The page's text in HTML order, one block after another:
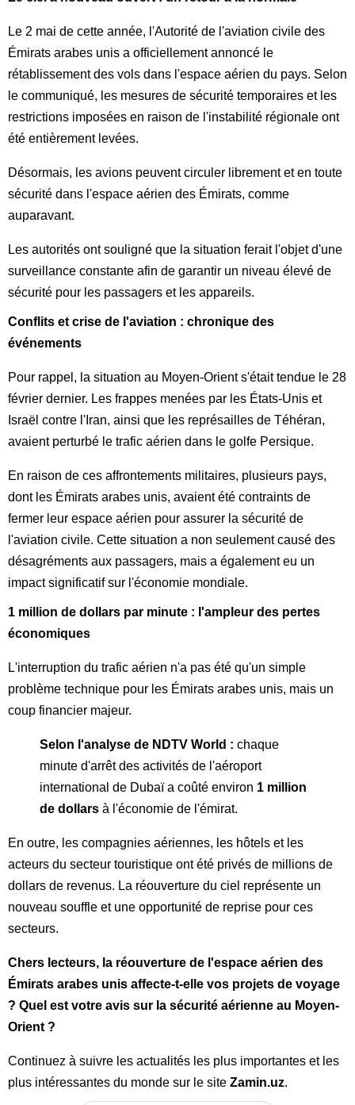
Le 2 mai de cette année, l'Autorité de l'aviation civile des
Émirats arabes unis a officiellement annoncé le
rétablissement des vols dans l'espace aérien du pays. Selon
le communiqué, les mesures de sécurité temporaires et les
restrictions imposées en raison de l'instabilité régionale ont
été entièrement levées.
Désormais, les avions peuvent circuler librement et en toute
sécurité dans l'espace aérien des Émirats, comme
auparavant.
Les autorités ont souligné que la situation ferait l'objet d'une
surveillance constante afin de garantir un niveau élevé de
sécurité pour les passagers et les appareils.
Conflits et crise de l'aviation : chronique des
événements
Pour rappel, la situation au Moyen-Orient s'était tendue le 28
février dernier. Les frappes menées par les États-Unis et
Israël contre l'Iran, ainsi que les représailles de Téhéran,
avaient perturbé le trafic aérien dans le golfe Persique.
En raison de ces affrontements militaires, plusieurs pays,
dont les Émirats arabes unis, avaient été contraints de
fermer leur espace aérien pour assurer la sécurité de
l'aviation civile. Cette situation a non seulement causé des
désagréments aux passagers, mais a également eu un
impact significatif sur l'économie mondiale.
1 million de dollars par minute : l'ampleur des pertes
économiques
L'interruption du trafic aérien n'a pas été qu'un simple
problème technique pour les Émirats arabes unis, mais un
coup financier majeur.
Selon l'analyse de NDTV World : chaque
minute d'arrêt des activités de l'aéroport
international de Dubaï a coûté environ 1 million
de dollars à l'économie de l'émirat.
En outre, les compagnies aériennes, les hôtels et les
acteurs du secteur touristique ont été privés de millions de
dollars de revenus. La réouverture du ciel représente un
nouveau souffle et une opportunité de reprise pour ces
secteurs.
Chers lecteurs, la réouverture de l'espace aérien des
Émirats arabes unis affecte-t-elle vos projets de voyage
? Quel est votre avis sur la sécurité aérienne au Moyen-
Orient ?
Continuez à suivre les actualités les plus importantes et les
plus intéressantes du monde sur le site Zamin.uz.